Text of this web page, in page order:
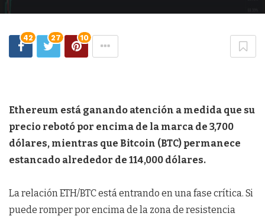
42 27 10
Ethereum está ganando atención a medida que su
precio rebotó por encima de la marca de 3,700
dólares, mientras que Bitcoin (BTC) permanece
estancado alrededor de 114,000 dólares.
La relación ETH/BTC está entrando en una fase crítica. Si
puede romper por encima de la zona de resistencia